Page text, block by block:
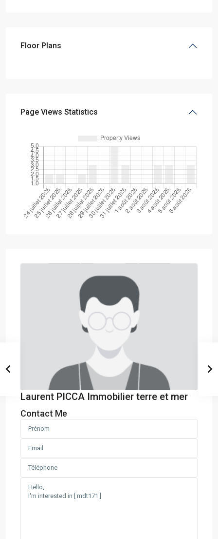
Floor Plans
Page Views Statistics
Laurent PICCA Immobilier terre et mer
Contact Me